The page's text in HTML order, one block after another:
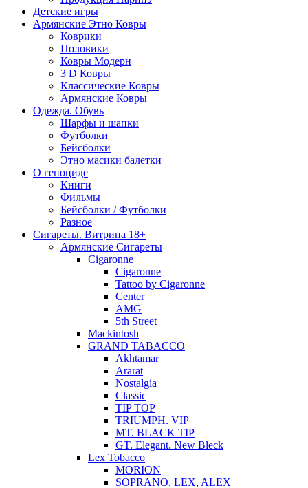
Детские игры
Армянские Этно Ковры
Коврики
Половики
Ковры Модерн
3 D Ковры
Классические Ковры
Армянские Ковры
Одежда. Обувь
Шарфы и шапки
Футболки
Бейсболки
Этно масики балетки
О геноциде
Книги
Фильмы
Бейсболки / Футболки
Разное
Сигареты. Витрина 18+
Армянские Сигареты
Cigaronne
Cigaronne
Tattoo by Cigaronne
Center
AMG
5th Street
Mackintosh
GRAND TABACCO
Akhtamar
Ararat
Nostalgia
Classic
TIP TOP
TRIUMPH. VIP
MT. BLACK TIP
GT. Elegant. New Bleck
Lex Tobacco
MORION
SOPRANO, LEX, ALEX